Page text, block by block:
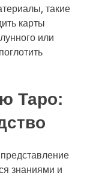
такие
карты
или
Таро:
знаниями и